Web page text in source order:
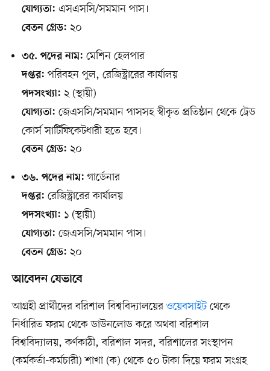
যোগ্যতা: এসএসসি/সমমান পাস।
বেতন গ্রেড: ২০
৩৫. পদের নাম: মেশিন হেলপার
দপ্তর: পরিবহন পুল, রেজিস্ট্রারের কার্যালয়
পদসংখ্যা: ২ (স্থায়ী)
যোগ্যতা: জেএসসি/সমমান পাসসহ স্বীকৃত প্রতিষ্ঠান থেকে ট্রেড
কোর্স সার্টিফিকেটধারী হতে হবে।
বেতন গ্রেড: ২০
৩৬. পদের নাম: গার্ডেনার
দপ্তর: রেজিস্ট্রারের কার্যালয়
পদসংখ্যা: ১ (স্থায়ী)
যোগ্যতা: জেএসসি/সমমান পাস।
বেতন গ্রেড: ২০
আবেদন যেভাবে
আগ্রহী প্রার্থীদের বরিশাল বিশ্ববিদ্যালয়ের ওয়েবসাইটথেকে
নির্ধারিত ফরম থেকে ডাউনলোড করে অথবা বরিশাল
বিশ্ববিদ্যালয়, কর্ণকাঠী, বরিশাল সদর, বরিশালের সংস্থাপন
(কর্মকর্তা-কর্মচারী) শাখা (ক) থেকে ৫০ টাকা দিয়ে ফরম সংগ্রহ